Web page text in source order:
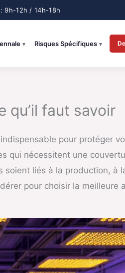
Risques Spécifiques
qu’il faut savoir
pour protéger
qui nécessitent une
soient liés à la production, à
pour choisir la meilleure